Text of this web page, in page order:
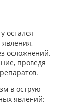
остался
осложнений.
проведя
в острую
явлений: